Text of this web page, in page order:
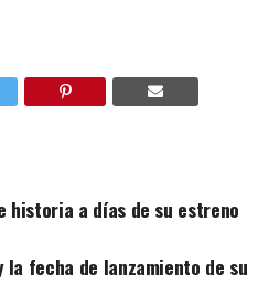
historia a días de su estreno
fecha de lanzamiento de su